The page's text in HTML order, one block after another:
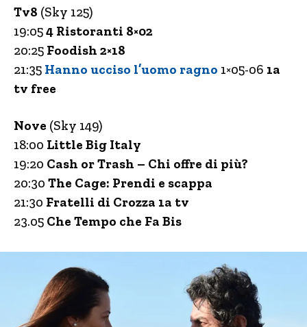
Tv8 (Sky 125)
19:054 Ristoranti 8×02
20:25 Foodish 2×18
21:35 Hanno ucciso l’uomo ragno 1×05-06 1a
tv free
Nove (Sky 149)
18:00 Little Big Italy
19:20 Cash or Trash – Chi offre di più?
20:30 The Cage: Prendi e scappa
21:30 Fratelli di Crozza 1a tv
23.05 Che Tempo che Fa Bis